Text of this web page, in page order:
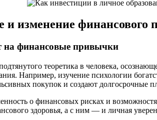
и изменение финансового
на финансовые привычки
теоретика в человека,
Например, изучение психологии
покупок и создают долгосрочные
о финансовых рисках и
здоровья, а с ним — и личная